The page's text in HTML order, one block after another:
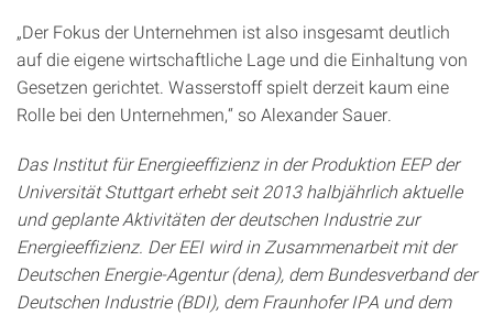
„Der Fokus der Unternehmen ist also insgesamt deutlich
auf die eigene wirtschaftliche Lage und die Einhaltung von
Gesetzen gerichtet. Wasserstoff spielt derzeit kaum eine
Rolle bei den Unternehmen,“ so Alexander Sauer.
Das Institut für Energieeffizienz in der Produktion EEP der
Universität Stuttgart erhebt seit 2013 halbjährlich aktuelle
und geplante Aktivitäten der deutschen Industrie zur
Energieeffizienz. Der EEI wird in Zusammenarbeit mit der
Deutschen Energie-Agentur (dena), dem Bundesverband der
Deutschen Industrie (BDI), dem Fraunhofer IPA und dem